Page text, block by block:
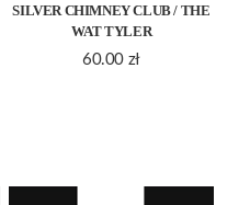
SILVER CHIMNEY CLUB / THE
WAT TYLER
60.00 zł